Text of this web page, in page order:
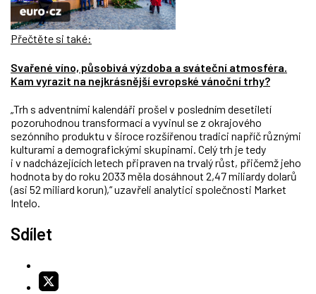
Přečtěte si také:
Svařené víno, působivá výzdoba a sváteční atmosféra.
Kam vyrazit na nejkrásnější evropské vánoční trhy?
„Trh s adventními kalendáři prošel v posledním desetiletí
pozoruhodnou transformací a vyvinul se z okrajového
sezónního produktu v široce rozšířenou tradici napříč různými
kulturami a demografickými skupinami. Celý trh je tedy
i v nadcházejících letech připraven na trvalý růst, přičemž jeho
hodnota by do roku 2033 měla dosáhnout 2,47 miliardy dolarů
(asi 52 miliard korun),“ uzavřeli analytici společnosti Market
Intelo.
Sdílet